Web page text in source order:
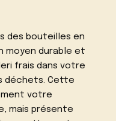
des bouteilles en
moyen durable et
frais dans votre
déchets. Cette
votre
mais présente